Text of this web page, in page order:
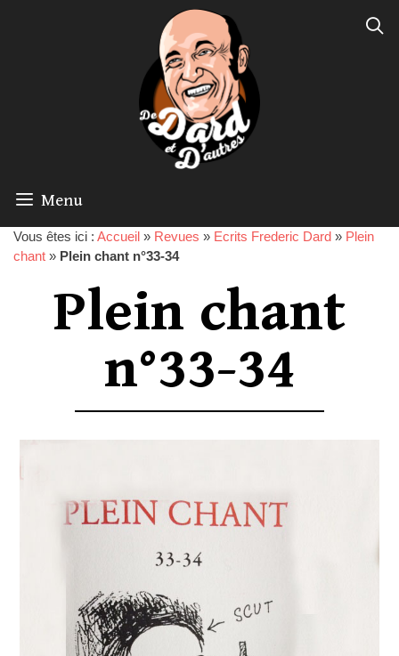
Menu
Vous êtes ici : Accueil » Revues » Ecrits Frederic Dard » Plein
chant » Plein chant n°33-34
Plein chant
n°33-34